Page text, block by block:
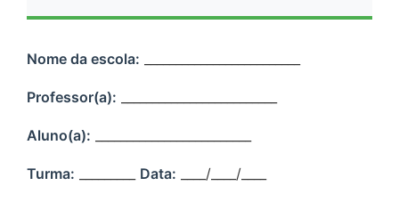
Nome da escola:
Professor(a):
Aluno(a):
Turma: Data: ____/____/____